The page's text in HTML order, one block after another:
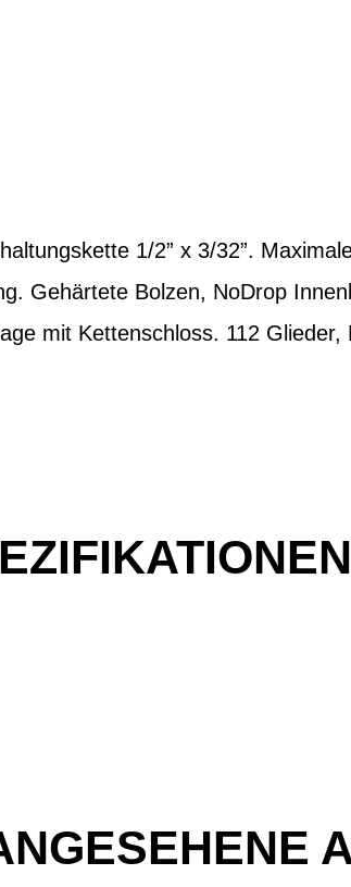
1/2” x 3/32”.
Gehärtete Bolzen, NoDrop
mit Kettenschloss. 112 Glieder,